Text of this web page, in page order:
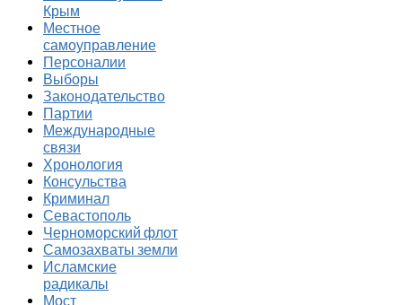
Крым
Местное
самоуправление
Персоналии
Выборы
Законодательство
Партии
Международные
связи
Хронология
Консульства
Криминал
Севастополь
Черноморский флот
Самозахваты земли
Исламские
радикалы
Мост